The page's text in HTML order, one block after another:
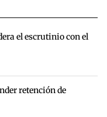
el escrutinio con el
retención de